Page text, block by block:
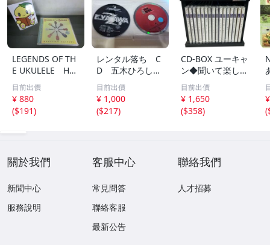
LEGENDS OF TH
E UKULELE HA
WAIIAN MASTER
S ウクレレ ハワ
イ 169
目前出價
¥ 880
($191)
レンタル落ち C
D 五木ひろし
高橋真梨子 他
中古品
目前出價
¥ 1,000
($217)
CD-BOX ユーキャ
ン◆聞いて楽しむ
日本の名作 第1巻
～第16巻 未開封
品混在 木箱付き
目前出價
¥ 1,650
($358)
(
關於我們
新聞中心
服務說明
客服中心
常見問答
聯絡客服
最新公告
聯絡我們
人才招募